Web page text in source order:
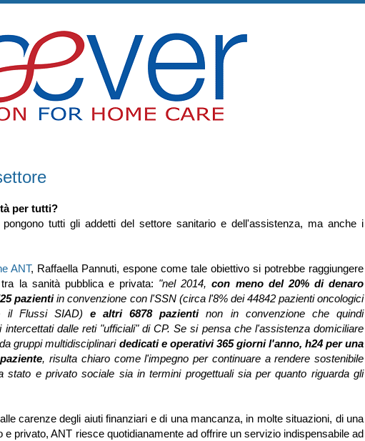
per tutti?
tutti gli addetti del settore sanitario e dell'assistenza, ma anche i
ANT, Raffaella Pannuti, espone come tale obiettivo si potrebbe raggiungere
la sanità pubblica e privata: "nel 2014,con meno del 20% di denaro
pazientiin convenzione con l'SSN (circa l'8% dei 44842 pazienti oncologici
il Flussi SIAD) e altri 6878 pazientinon in convenzione che quindi
dalle reti "ufficiali" di CP. Se si pensa che l'assistenza domiciliare
gruppi multidisciplinari dedicati e operativi 365 giorni l'anno, h24 per una
, risulta chiaro come l'impegno per continuare a rendere sostenibile
stato e privato sociale sia in termini progettuali sia per quanto riguarda gli
carenze degli aiuti finanziari e di una mancanza, in molte situazioni, di una
e privato, ANT riesce quotidianamente ad offrire un servizio indispensabile ad